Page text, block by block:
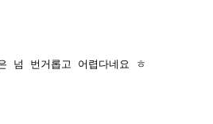
넘 번거롭고 어렵다네요 ㅎ